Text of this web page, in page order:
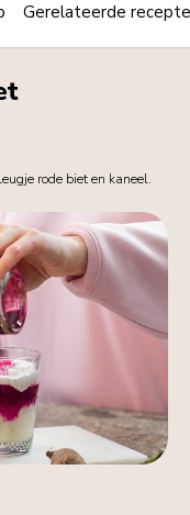
Print
Share
rode biet en kaneel.
Gerelateerde